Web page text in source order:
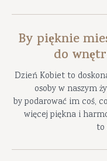
By pięknie
do
Dzień Kobiet to
osoby w naszym
by podarować im coś,
więcej piękna i
to